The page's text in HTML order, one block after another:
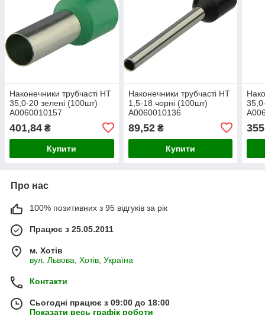
Наконечники трубчасті НТ
35,0-20 зелені (100шт)
A0060010157
401,84 ₴
Купити
Наконечники трубчасті НТ
1,5-18 чорні (100шт)
A0060010136
89,52₴
Купити
Про нас
100% позитивних з 95 відгуків за рік
Працює з 25.05.2011
м. Хотів
вул. Львова, Хотів, Україна
Контакти
Сьогодні працює з 09:00 до 18:00
Показати весь графік роботи